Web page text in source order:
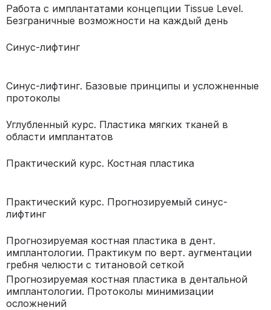
Работа с имплантатами концепции Tissue Level.
Безграничные возможности на каждый день
Синус-лифтинг
Синус-лифтинг. Базовые принципы и усложненные
протоколы
Углубленный курс. Пластика мягких тканей в
области имплантатов
Практический курс. Костная пластика
Практический курс. Прогнозируемый синус-
лифтинг
Прогнозируемая костная пластика в дент.
имплантологии. Практикум по верт. аугментации
гребня челюсти с титановой сеткой
Прогнозируемая костная пластика в дентальной
имплантологии. Протоколы минимизации
осложнений